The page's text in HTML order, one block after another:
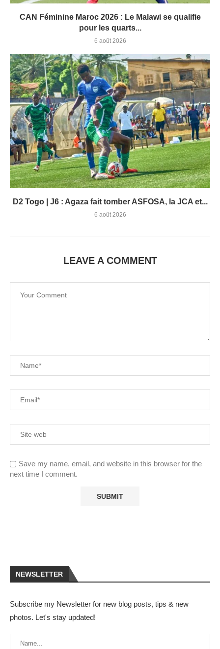
CAN Féminine Maroc 2026 : Le Malawi se qualifie
pour les quarts...
6 août 2026
D2 Togo | J6 : Agaza fait tomber ASFOSA, la JCA et...
6 août 2026
LEAVE A COMMENT
Save my name, email, and website in this browser for the
next time I comment.
NEWSLETTER
Subscribe my Newsletter for new blog posts, tips & new
photos. Let's stay updated!